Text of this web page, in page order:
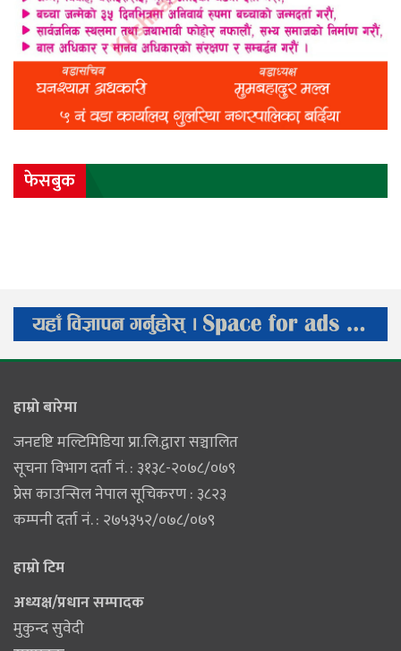
फेसबुक
हाम्राे बारेमा
जनदृष्टि मल्टिमिडिया प्रा.लि.द्वारा सञ्चालित
सूचना विभाग दर्ता नं. : ३१३८-२०७८/०७९
प्रेस काउन्सिल नेपाल सूचिकरण : ३८२३
कम्पनी दर्ता नं. : २७५३५२/०७८/०७९
हाम्राे टिम
अध्यक्ष/प्रधान सम्पादक
मुकुन्द सुवेदी